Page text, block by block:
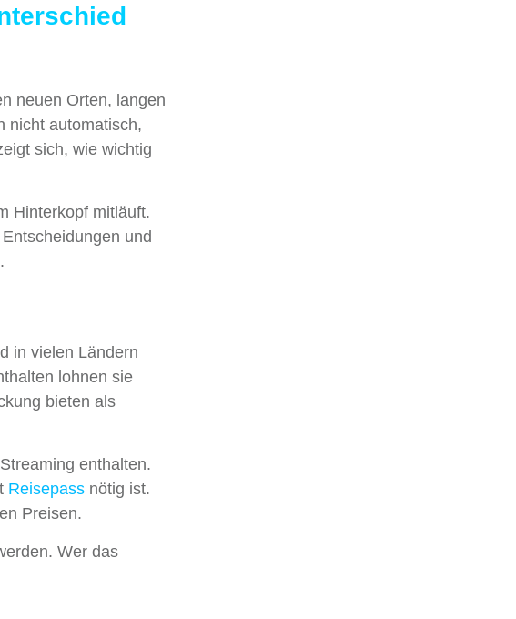
neuen Orten, langen
nicht automatisch,
sich, wie wichtig
Hinterkopf mitläuft.
und
in vielen Ländern
lohnen sie
bieten als
enthalten.
Reisepass nötig ist.
Preisen.
Wer das